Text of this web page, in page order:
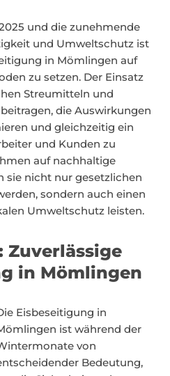
und die zunehmende
und Umweltschutz ist
in Mömlingen auf
zu setzen. Der Einsatz
Streumitteln und
die Auswirkungen
und gleichzeitig ein
und Kunden zu
auf nachhaltige
sie nicht nur gesetzlichen
sondern auch einen
Umweltschutz leisten.
in Mömlingen
Eisbeseitigung in
ist während der
von
Bedeutung,